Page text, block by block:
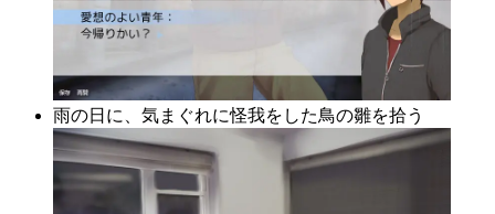
雨の日に、気まぐれに怪我をした鳥の雛を拾う